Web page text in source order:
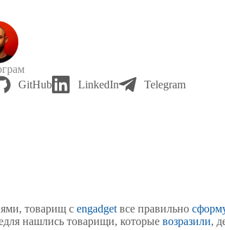
GitHub LinkedIn Telegram
товарищ сengadget все правильно
нашлись товарищи, которыевозразили,